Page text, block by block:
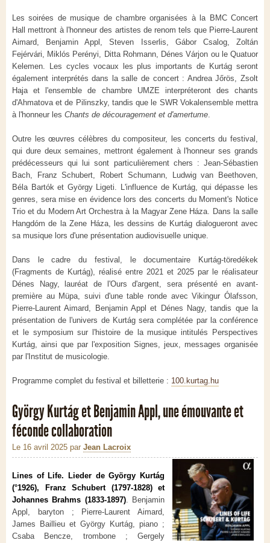
Les soirées de musique de chambre organisées à la BMC Concert
Hall mettront à l'honneur des artistes de renom tels que Pierre-Laurent
Aimard, Benjamin Appl, Steven Isserlis, Gábor Csalog, Zoltán
Fejérvári, Miklós Perényi, Ditta Rohmann, Dénes Várjon ou le Quatuor
Kelemen. Les cycles vocaux les plus importants de Kurtág seront
également interprétés dans la salle de concert : Andrea Jőrös, Zsolt
Haja et l'ensemble de chambre UMZE interpréteront des chants
d'Ahmatova et de Pilinszky, tandis que le SWR Vokalensemble mettra
à l'honneur les Chants de découragement et d'amertume.
Outre les œuvres célèbres du compositeur, les concerts du festival,
qui dure deux semaines, mettront également à l'honneur ses grands
prédécesseurs qui lui sont particulièrement chers : Jean-Sébastien
Bach, Franz Schubert, Robert Schumann, Ludwig van Beethoven,
Béla Bartók et György Ligeti. L'influence de Kurtág, qui dépasse les
genres, sera mise en évidence lors des concerts du Moment's Notice
Trio et du Modern Art Orchestra à la Magyar Zene Háza. Dans la salle
Hangdóm de la Zene Háza, les dessins de Kurtág dialogueront avec
sa musique lors d'une présentation audiovisuelle unique.
Dans le cadre du festival, le documentaire Kurtág-töredékek
(Fragments de Kurtág), réalisé entre 2021 et 2025 par le réalisateur
Dénes Nagy, lauréat de l'Ours d'argent, sera présenté en avant-
première au Müpa, suivi d'une table ronde avec Vikingur Ólafsson,
Pierre-Laurent Aimard, Benjamin Appl et Dénes Nagy, tandis que la
présentation de l'univers de Kurtág sera complétée par la conférence
et le symposium sur l'histoire de la musique intitulés Perspectives
Kurtág, ainsi que par l'exposition Signes, jeux, messages organisée
par l'Institut de musicologie.
Programme complet du festival et billetterie : 100.kurtag.hu
György Kurtág et Benjamin Appl, une émouvante et
féconde collaboration
Le 16 avril 2025 par Jean Lacroix
Lines of Life. Lieder de György Kurtág
(°1926), Franz Schubert (1797-1828) et
Johannes Brahms (1833-1897). Benjamin
Appl, baryton ; Pierre-Laurent Aimard,
James Baillieu et György Kurtág, piano ;
Csaba Bencze, trombone ; Gergely